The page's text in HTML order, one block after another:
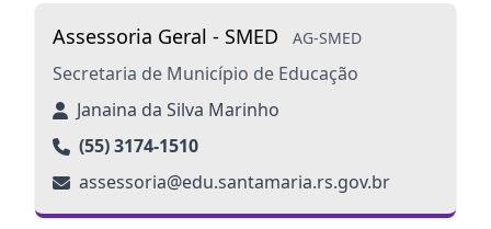
Assessoria Geral - SMED AG-SMED
Secretaria de Município de Educação
Janaina da Silva Marinho
(55) 3174-1510
assessoria@edu.santamaria.rs.gov.br